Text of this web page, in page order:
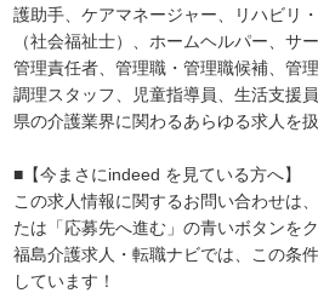
護助手、ケアマネージャー、リハビリ
（社会福祉士）、ホームヘルパー、サ
管理責任者、管理職・管理職候補、管
調理スタッフ、児童指導員、生活支援
県の介護業界に関わるあらゆる求人を扱
■【今まさにindeed を見ている方へ】
この求人情報に関するお問い合わせは
たは「応募先へ進む」の青いボタンを
福島介護求人・転職ナビでは、この条
しています！